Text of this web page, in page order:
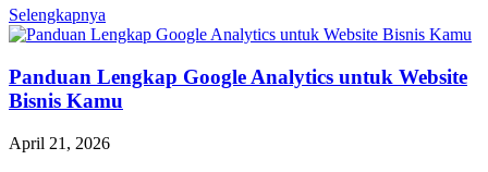
Selengkapnya
Panduan Lengkap Google Analytics untuk Website
Bisnis Kamu
April 21, 2026